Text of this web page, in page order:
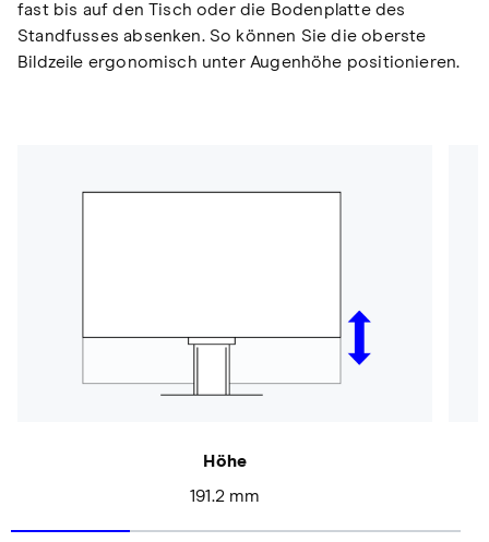
fast bis auf den Tisch oder die Bodenplatte des
Standfusses absenken. So können Sie die oberste
Bildzeile ergonomisch unter Augenhöhe positionieren.
Höhe
191.2 mm